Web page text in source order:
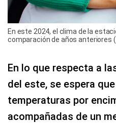
En este 2024, el clima de la
comparación de años anteriores
En lo que respecta a
del este, se espera
temperaturas por
acompañadas de un